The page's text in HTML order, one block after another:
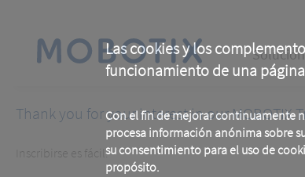
Las cookies y los
funcionamiento de una
Con el fin de mejorar continuamente
procesa información anónima sobre
su consentimiento para el uso de
propósito.
content
Main
Thank you for your interest in our MOBOTIX
Inscribirse es fácil: